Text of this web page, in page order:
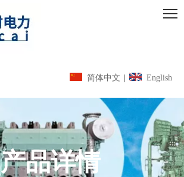
简体中文 English
产品详情